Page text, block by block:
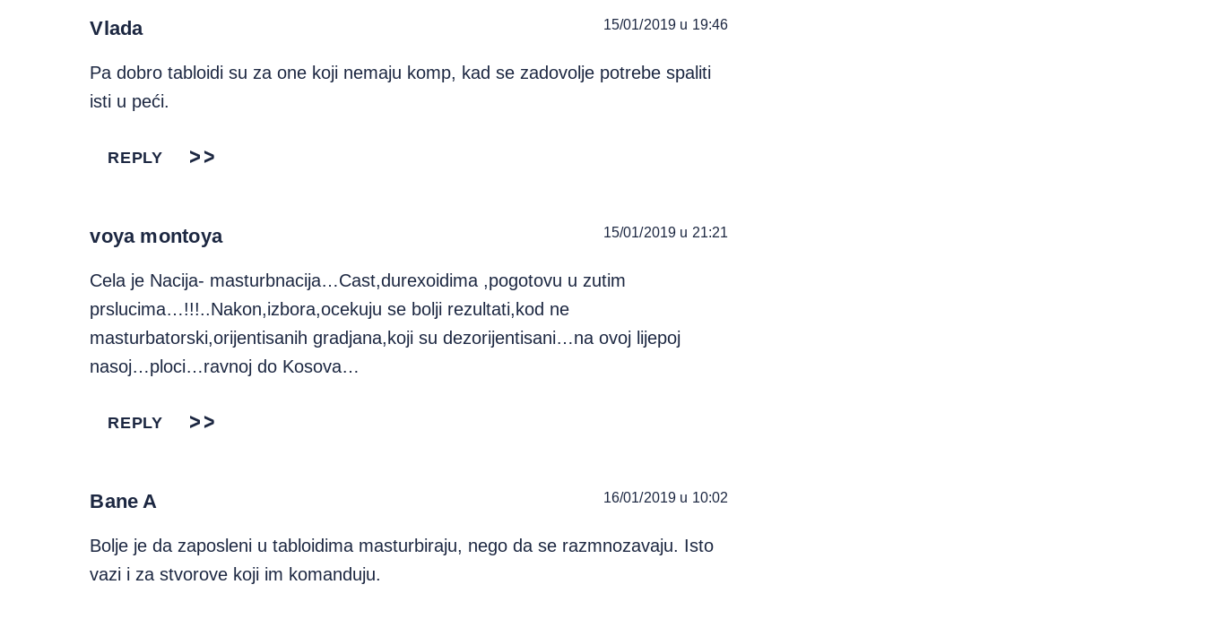
Vlada 15/01/2019 u 19:46
Pa dobro tabloidi su za one koji nemaju komp, kad se zadovolje potrebe spaliti
isti u peći.
REPLY
voya montoya 15/01/2019 u 21:21
Cela je Nacija- masturbnacija…Cast,durexoidima ,pogotovu u zutim
prslucima…!!!..Nakon,izbora,ocekuju se bolji rezultati,kod ne
masturbatorski,orijentisanih gradjana,koji su dezorijentisani…na ovoj lijepoj
nasoj…ploci…ravnoj do Kosova…
REPLY
Bane A 16/01/2019 u 10:02
Bolje je da zaposleni u tabloidima masturbiraju, nego da se razmnozavaju. Isto
vazi i za stvorove koji im komanduju.